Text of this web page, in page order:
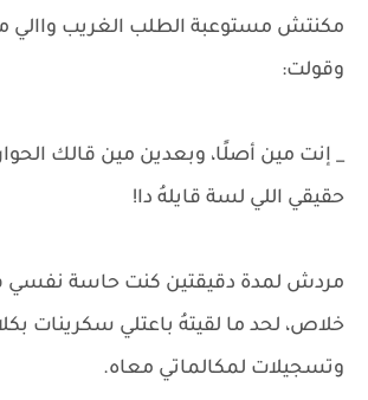
مكنتش مستوعبة الطلب الغريب
وقولت:
_ إنت مين أصلًا، وبعدين مين قالك
حقيقي اللي لسة قايلهُ دا!
مردش لمدة دقيقتين كنت حاسة
خلاص، لحد ما لقيتهُ باعتلي سكرينات
وتسجيلات لمكالماتي معاه.